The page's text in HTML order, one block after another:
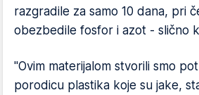
razgradile za samo 10 dana, pri
obezbedile fosfor i azot - slično
"Ovim materijalom stvorili smo
porodicu plastika koje su jake,